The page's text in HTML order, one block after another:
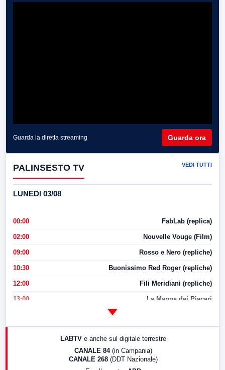
Guarda la diretta streaming Guarda ora
PALINSESTO TV VEDI TUTTI
LUNEDI 03/08
00:00 FabLab (replica)
02:00 Nouvelle Vouge (Film)
09:00 Rosso e Nero (repliche)
10:30 Buonissimo Red Roger (repliche)
12:00 Fili Meridiani (repliche)
13:00 La Mappa dei Piaceri
LABTV e anche sul digitale terrestre
CANALE 84 (in Campania)
CANALE 268 (DDT Nazionale)